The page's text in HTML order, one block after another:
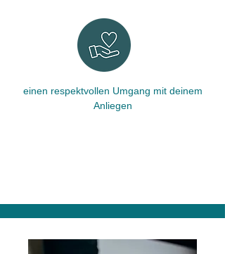
einen respektvollen Umgang mit deinem
Anliegen